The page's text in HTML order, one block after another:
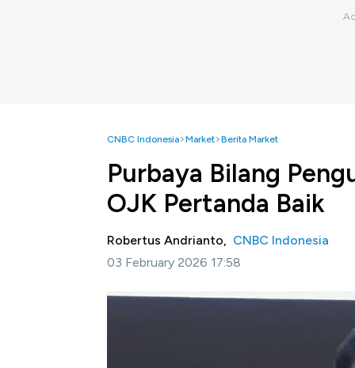
CNBC Indonesia Market Berita Market
Purbaya Bilang
OJK Pertanda Baik
Robertus Andrianto, CNBC Indonesia
03 February 2026 17:58